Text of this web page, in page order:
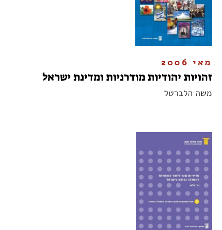
מאי 2006
זהויות יהודיות מודרניות ומדינת ישראל
משה הלברטל